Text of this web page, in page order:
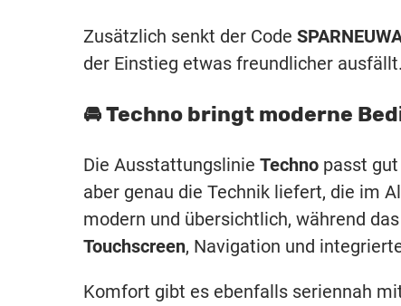
Zusätzlich senkt der Code
der Einstieg etwas freundlicher ausfällt.
🚘 Techno bringt moderne
Die Ausstattungslinie Techno passt
aber genau die Technik liefert, die im
modern und übersichtlich, während das
Touchscreen, Navigation und
Komfort gibt es ebenfalls seriennah